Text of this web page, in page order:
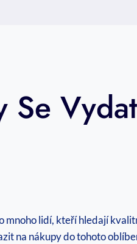
Se
mnoho lidí, kteří hledají
na nákupy do tohoto